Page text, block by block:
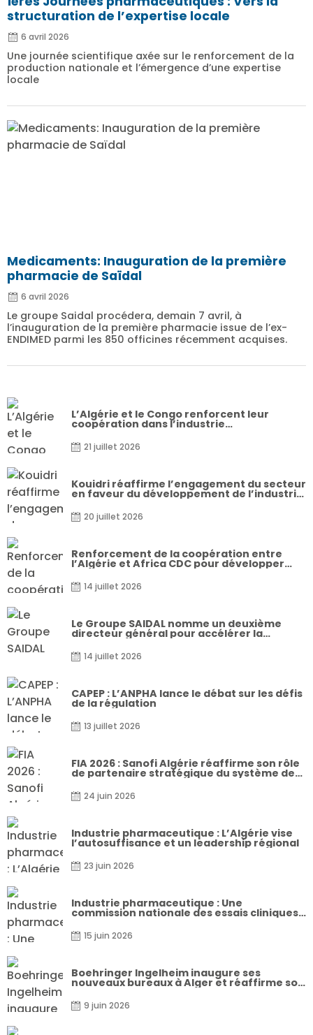
structuration de l’expertise locale
6 avril 2026
Une journée scientifique axée sur le renforcement de la
production nationale et l’émergence d’une expertise
locale
Medicaments: Inauguration de la première
pharmacie de Saïdal
6 avril 2026
Le groupe Saidal procédera, demain 7 avril, à
l’inauguration de la première pharmacie issue de l’ex-
ENDIMED parmi les 850 officines récemment acquises.
L’Algérie et le Congo renforcent leur
coopération dans l’industrie
21 juillet 2026
Kouidri réaffirme l’engagement du secteur
en faveur du développement de l’industrie
20 juillet 2026
Renforcement de la coopération entre
l’Algérie et Africa CDC pour développer
14 juillet 2026
Le Groupe SAIDAL nomme un deuxième
directeur général pour accélérer la
14 juillet 2026
CAPEP : L’ANPHA lance le débat sur les défis
de la régulation
13 juillet 2026
FIA 2026 : Sanofi Algérie réaffirme son rôle
de partenaire stratégique du système de
24 juin 2026
Industrie pharmaceutique : L’Algérie vise
l’autosuffisance et un leadership régional
23 juin 2026
Industrie pharmaceutique : Une
commission nationale des essais cliniques
15 juin 2026
Boehringer Ingelheim inaugure ses
nouveaux bureaux à Alger et réaffirme son
9 juin 2026